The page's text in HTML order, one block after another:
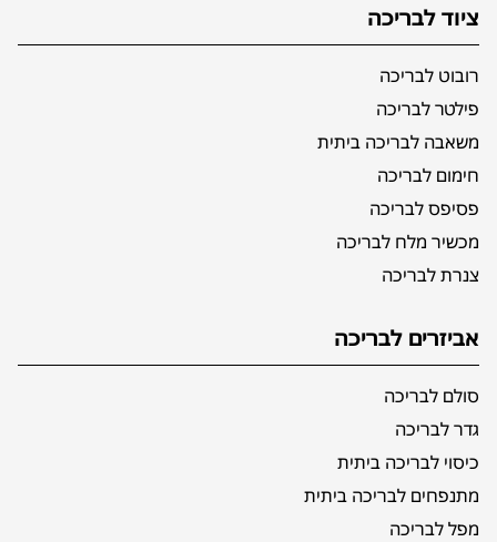
ציוד לבריכה
רובוט לבריכה
פילטר לבריכה
משאבה לבריכה ביתית
חימום לבריכה
פסיפס לבריכה
מכשיר מלח לבריכה
צנרת לבריכה
אביזרים לבריכה
סולם לבריכה
גדר לבריכה
כיסוי לבריכה ביתית
מתנפחים לבריכה ביתית
מפל לבריכה